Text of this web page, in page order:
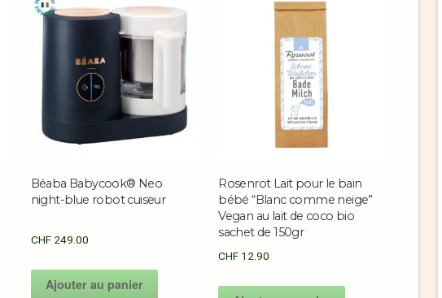
Béaba Babycook® Neo
night-blue robot cuiseur
CHF249.00
Ajouter au panier
Rosenrot Lait pour le bain
bébé “Blanc comme neige”
Vegan au lait de coco bio
sachet de 150gr
CHF 12.90